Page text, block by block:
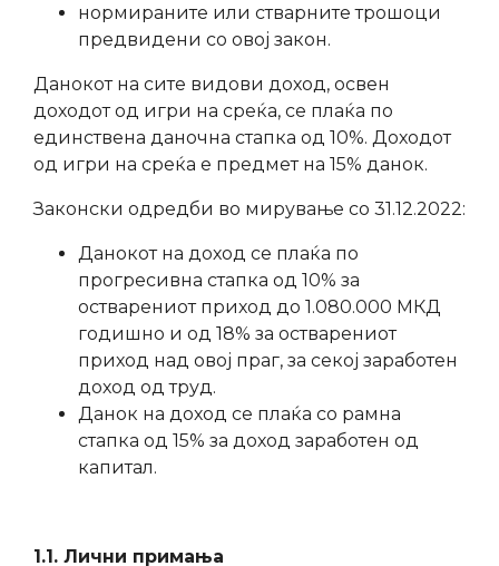
нормираните или стварните трошоци
предвидени со овој закон.
Данокот на сите видови доход, освен
доходот од игри на среќа, се плаќа по
единствена даночна стапка од 10%. Доходот
од игри на среќа е предмет на 15% данок.
Законски одредби во мирување со 31.12.2022:
Данокот на доход се плаќа по
прогресивна стапка од 10% за
остварениот приход до 1.080.000 МКД
годишно и од 18% за остварениот
приход над овој праг, за секој заработен
доход од труд.
Данок на доход се плаќа со рамна
стапка од 15% за доход заработен од
капитал.
1.1. Лични примања